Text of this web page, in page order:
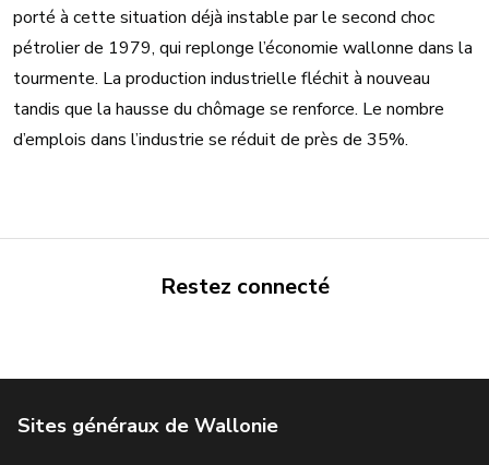
porté à cette situation déjà instable par le second choc
pétrolier de 1979, qui replonge l’économie wallonne dans la
tourmente. La production industrielle fléchit à nouveau
tandis que la hausse du chômage se renforce. Le nombre
d’emplois dans l’industrie se réduit de près de 35%.
Restez connecté